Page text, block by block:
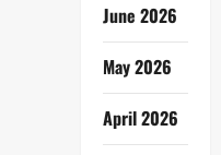
June 2026
May 2026
April 2026